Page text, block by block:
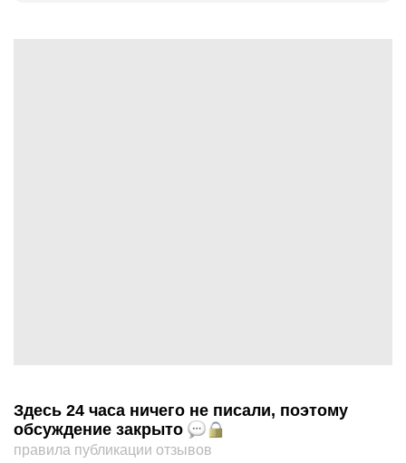
Здесь 24 часа ничего не писали, поэтому
обсуждение закрыто
правила публикации отзывов